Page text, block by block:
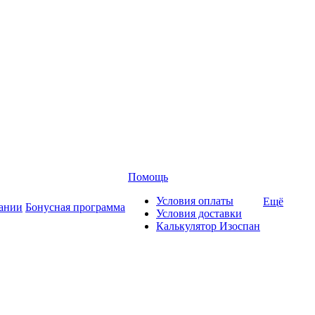
Бонусная программа
Помощь
Условия оплаты
Условия доставки
Калькулятор Изоспан
Ещё